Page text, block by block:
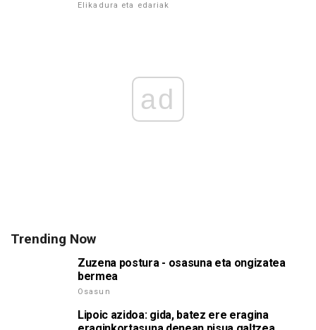
Elikadura eta edariak
ad
Trending Now
Zuzena postura - osasuna eta ongizatea
bermea
Osasun
Lipoic azidoa: gida, batez ere eragina